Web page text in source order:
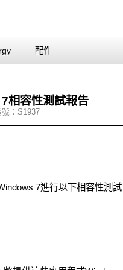
配件
相容性測試報告
：S1937
7進行以下相容性測